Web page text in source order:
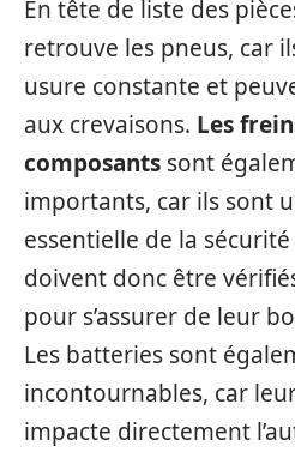
En tête de liste des
retrouve les pneus, car
usure constante et
aux crevaisons. Les
composants sont
importants, car ils sont
essentielle de la
doivent donc être
pour s’assurer de leur
Les batteries sont
incontournables, car
impacte directement